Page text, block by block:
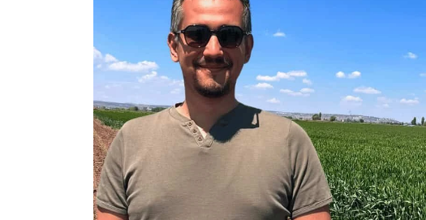
ESKİŞEHİR NÖBETÇİ ECZANELER
Eskişehir Haber İçerikleri
Eskişehir Hava Durumu
Eskişehir Tramvay Saatleri
Eskişehir Otobüs Saatleri